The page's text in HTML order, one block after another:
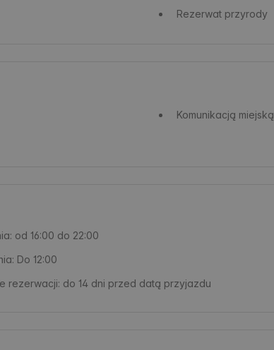
Rezerwat przyrody
Komunikacją miejską
od 16:00 do 22:00
Do 12:00
rezerwacji: do 14 dni przed datą przyjazdu